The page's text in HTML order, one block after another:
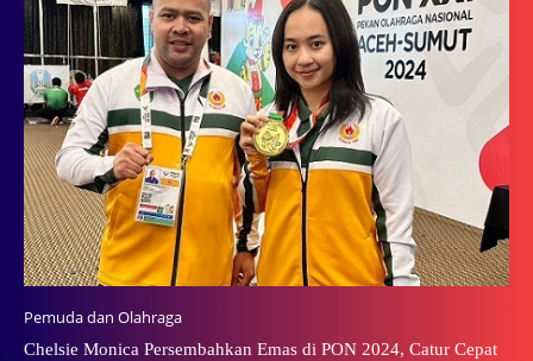
Pemuda dan Olahraga
Chelsie Monica Persembahkan Emas di PON 2024, Catur Cepat